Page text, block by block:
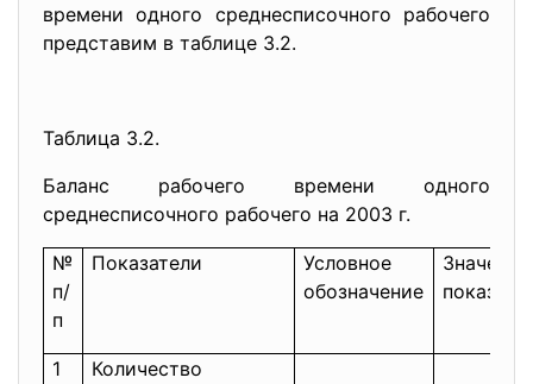
времени одного среднесписочного рабочего
представим в таблице 3.2.
Таблица 3.2.
Баланс рабочего времени одного
среднесписочного рабочего на 2003 г.
№
п/
п
Показатели
Условное
обозначение
Значение
1
Количество